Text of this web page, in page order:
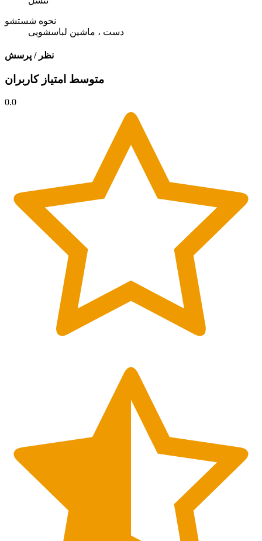
نحوه شستشو
دست ، ماشین لباسشویی
نظر / پرسش
متوسط امتیاز کاربران
0.0